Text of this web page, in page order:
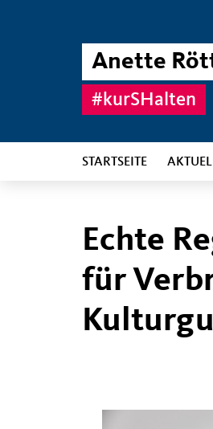
Anette
#kurSHalten
STARTSEITE
Echte
für